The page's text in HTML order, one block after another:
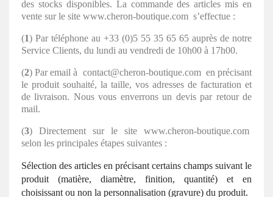
des stocks disponibles. La commande des articles mis en
vente sur le site www.cheron-boutique.com s’effectue :
(1) Par téléphone au +33 (0)5 55 35 65 65 auprès de notre
Service Clients, du lundi au vendredi de 10h00 à 17h00.
(2) Par email à contact@cheron-boutique.com en précisant
le produit souhaité, la taille, vos adresses de facturation et
de livraison. Nous vous enverrons un devis par retour de
mail.
(3) Directement sur le site www.cheron-boutique.com
selon les principales étapes suivantes :
Sélection des articles en précisant certains champs suivant le
produit (matière, diamètre, finition, quantité) et en
choisissant ou non la personnalisation (gravure) du produit.